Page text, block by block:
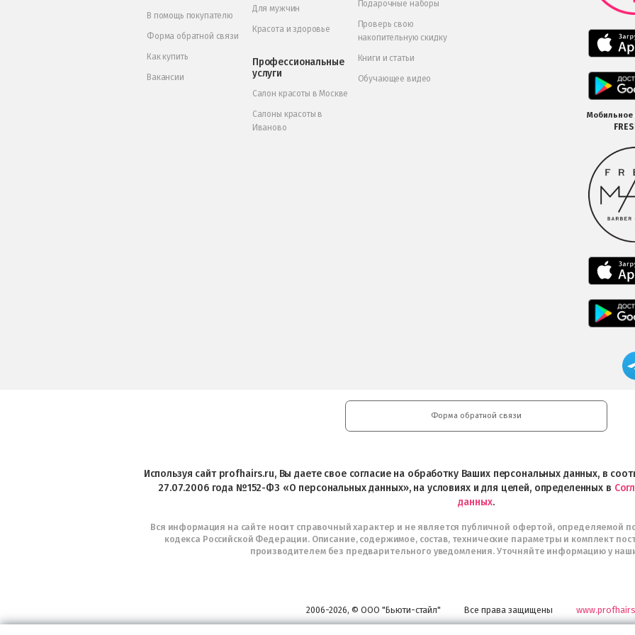
В помощь покупателю
Форма обратной связи
Как купить
Вакансии
Для мужчин
Красота и здоровье
Профессиональные
услуги
Салон красоты в Москве
Салоны красоты в
Иваново
Подарочные наборы
Проверь свою
накопительную скидку
Книги и статьи
Обучающее видео
Мобильное
Форма обратной связи
Используя сайт profhairs.ru, Вы даете свое согласие на обработку Ваших персональных данных, в
27.07.2006 года №152-ФЗ «О персональных данных», на условиях и для целей, определенных в
данных.
Вся информация на сайте носит справочный характер и не является публичной офертой, определяемой
кодекса Российской Федерации. Описание, содержимое, состав, технические параметры и комплект
производителем без предварительного уведомления. Уточняйте информацию у
2006-2026, © ООО "Бьюти-стайл" Все права защищены